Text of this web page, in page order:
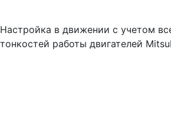
Настройка в движении с учетом
тонкостей работы двигателей